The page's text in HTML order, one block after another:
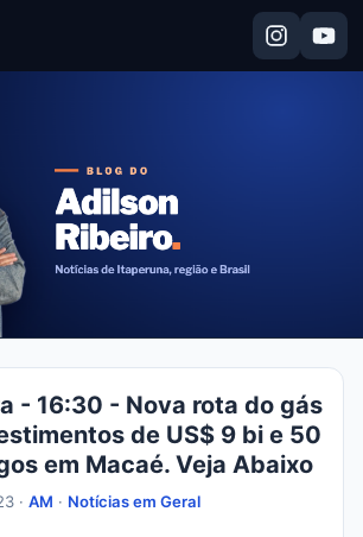
- 16:30 - Nova rota do gás
de US$ 9 bi e 50
em Macaé. Veja Abaixo
· AM · Notícias em Geral